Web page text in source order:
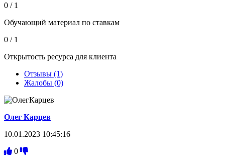
0 / 1
Обучающий материал по ставкам
0 / 1
Открытость ресурса для клиента
Отзывы (1)
Жалобы (0)
Олег Карцев
10.01.2023 10:45:16
0